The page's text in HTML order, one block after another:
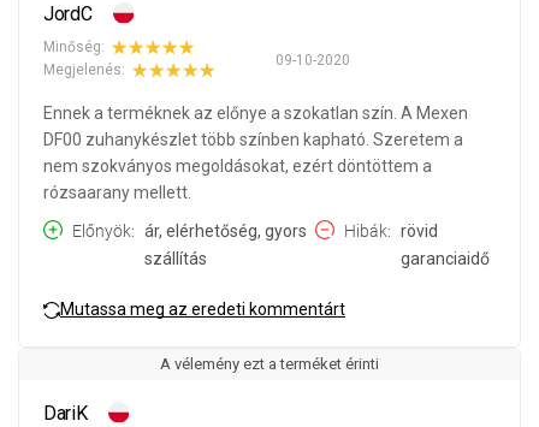
JordC
09-10-2020
Minőség:
Megjelenés:
Ennek a terméknek az előnye a szokatlan szín. A Mexen
DF00 zuhanykészlet több színben kapható. Szeretem a
nem szokványos megoldásokat, ezért döntöttem a
rózsaarany mellett.
Előnyök
ár, elérhetőség, gyors
szállítás
Hibák
rövid
garanciaidő
Mutassa meg az eredeti kommentárt
A vélemény ezt a terméket érinti
DariK